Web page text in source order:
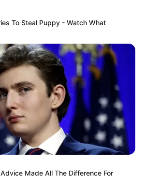
To Steal Puppy - Watch What
Made All The Difference For